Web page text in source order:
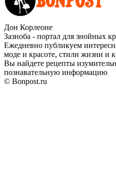
Дон Корлеоне
Зазноба - портал для знойных
Ежедневно публикуем
моде и красоте, стили жизни и
Вы найдете рецепты
познавательную информацию
© Bonpost.ru